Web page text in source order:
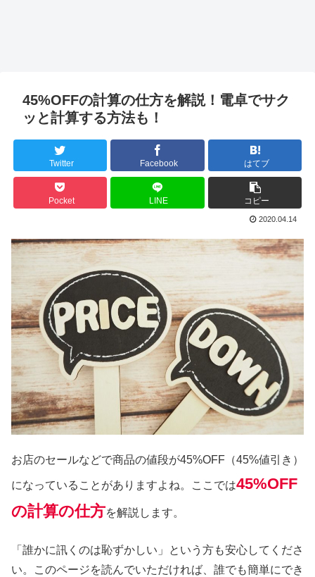
45%OFFの計算の仕方を解説！電卓でサク
ッと計算する方法も！
Twitter Facebook はてブ
Pocket LINE コピー
2020.04.14
お店のセールなどで商品の値段が45%OFF（45%値引き）
になっていることがありますよね。ここでは45%OFF
の計算の仕方を解説します。
「誰かに訊くのは恥ずかしい」という方も安心してくださ
い。このページを読んでいただければ、誰でも簡単にでき